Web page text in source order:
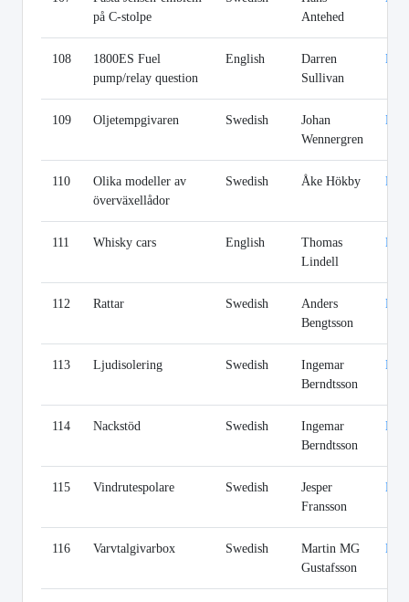
på C-stolpe
Antehed
108
1800ES Fuel
pump/relay question
English
Darren
Sullivan
Link
109 Oljetempgivaren Swedish
Johan
Wennergren
Link
110
Olika modeller av
överväxellådor
Swedish Åke Hökby Link
111 Whisky cars English
Thomas
Lindell
Link
112 Rattar Swedish
Anders
Bengtsson
Link
113 Ljudisolering Swedish
Ingemar
Berndtsson
Link
114 Nackstöd Swedish
Ingemar
Berndtsson
Link
115 Vindrutespolare Swedish
Jesper
Fransson
Link
116 Varvtalgivarbox Swedish
Martin MG
Gustafsson
Link